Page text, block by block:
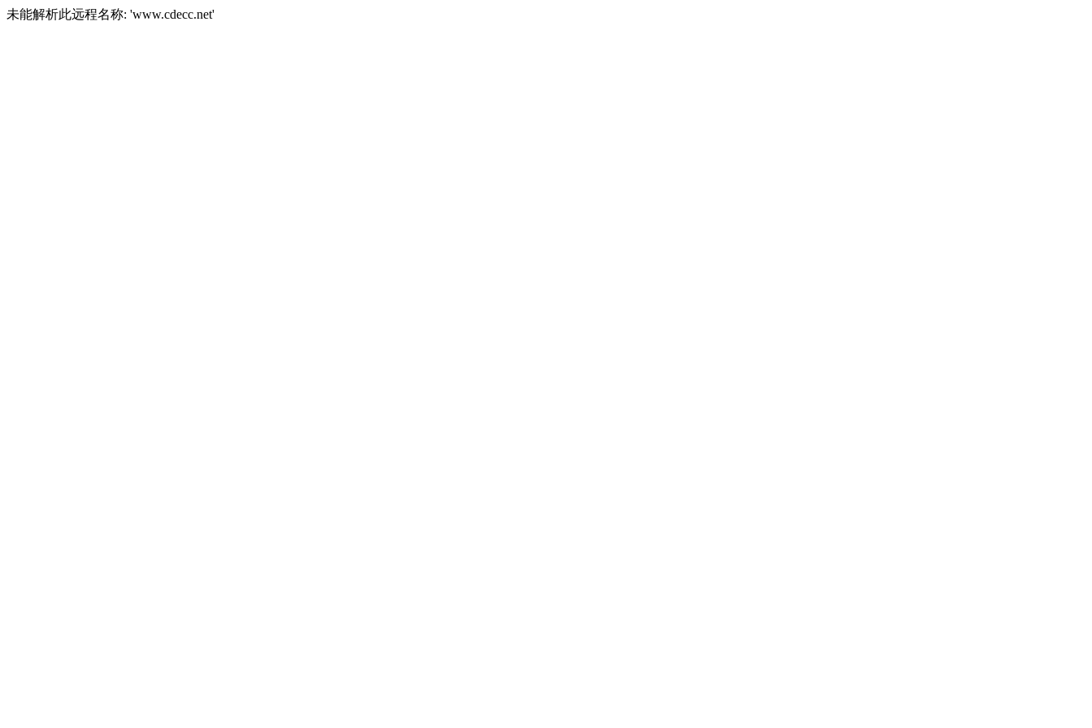
未能解析此远程名称: 'www.cdecc.net'